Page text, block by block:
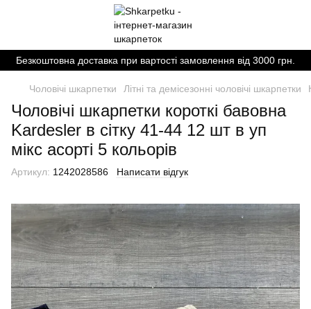
Безкоштовна доставка при вартості замовлення від 3000 грн.
Чоловічі шкарпетки Літні та демісезонні чоловічі шкарпетки
Чоловічі шкарпетки короткі бавовна
Kardesler в сітку 41-44 12 шт в уп
мікс асорті 5 кольорів
Артикул: 1242028586 Написати відгук